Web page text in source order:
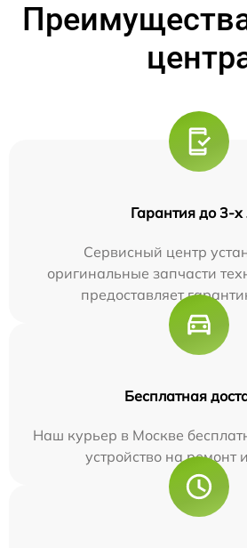
Гарантия до 3-х
Сервисный центр
оригинальные запчасти
предоставляет
Бесплатная
Наш курьер в Москве
устройство на ремонт